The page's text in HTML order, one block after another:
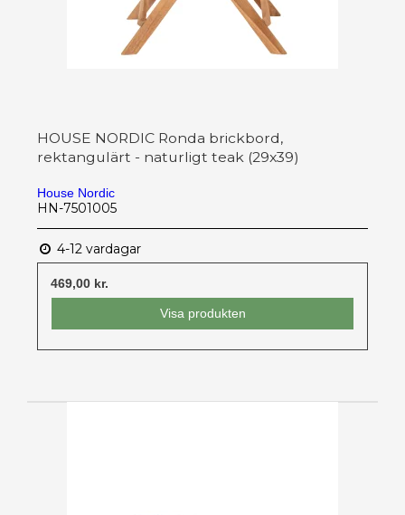
HOUSE NORDIC Ronda brickbord,
rektangulärt - naturligt teak (29x39)
House Nordic
HN-7501005
4-12 vardagar
469,00 kr.
Visa produkten